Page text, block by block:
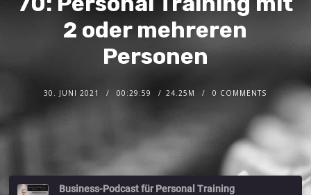
2 oder mehreren
Personen
30. JUNI 2021 00:29:59 24.25M 0 COMMENTS
Business-Podcast für Personal Training